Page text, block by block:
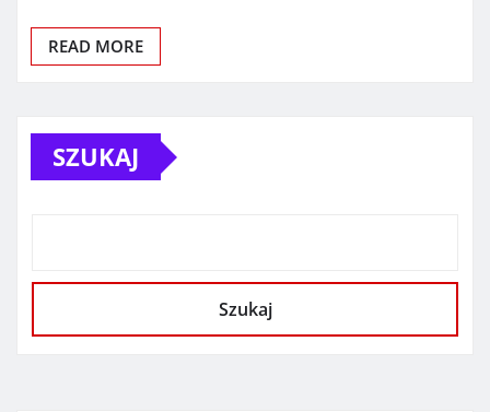
READ MORE
SZUKAJ
Szukaj